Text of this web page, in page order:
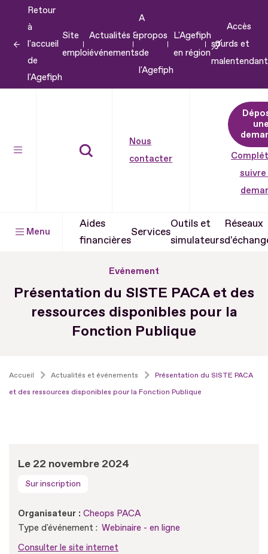
contenu
Retour
à
l'accueil
de
l'Agefiph
Site
emploi
Actualités &
événements
A
propos
de
l'Agefiph
L'Agefiph
en région
Accès
sourds et
Nous
contacter
suivre
Menu
Aides
financières
Services
Outils et
simulateurs
Réseaux
Evénement
Présentation du SISTE PACA et des
ressources disponibles pour la
Fonction Publique
Accueil Actualités et événements
Présentation du SISTE PACA
et des ressources disponibles pour la Fonction Publique
Le 22 novembre 2024
Sur inscription
Organisateur : Cheops PACA
Type d'événement : Webinaire - en ligne
Consulter le site internet